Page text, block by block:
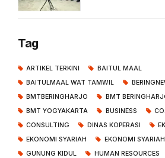
Tag
ARTIKEL TERKINI
BAITUL MAAL
BAITULMAAL WAT TAMWIL
BMTBERINGHARJO
BMT
BMT YOGYAKARTA
BUSINESS
CONSULTING
DINAS KOPERASI
EKONOMI SYARIAH
EKONOMI
GUNUNG KIDUL
HUMAN RESOURCES